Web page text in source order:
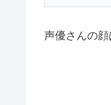
声優さんの顔